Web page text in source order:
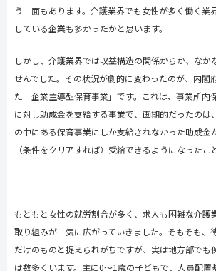
う一面もあります。介護業界でも女性が多く働く業
している企業も多かったかと思います。
しかし、介護業界では収益構造の関係からか、なか
せんでした。その状況が劇的に変わったのが、内閣
た「企業主導型保育事業」です。これは、事業所内
に対し助成金を支給する事業で、画期的だったのは
の中にある保育事業にしか支給されなかった助成金
（条件をクリアすれば）受給できるようになったこ
もともと女性の就労割合が多く、求人も困難な介護
取り組みが一気に広がっていきました。そもそも、
だけのものと捉えられがちですが、実は地方部でも
は数多くいます。主に0～1歳の子どもで、人員配置